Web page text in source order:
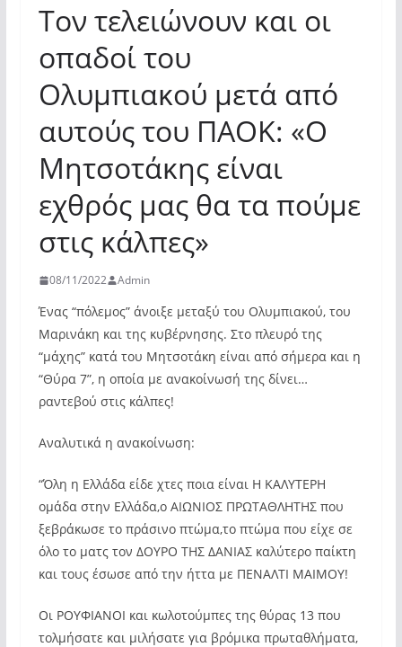
Τον τελειώνουν και οι
οπαδοί του
Ολυμπιακού μετά από
αυτούς του ΠΑΟΚ: «Ο
Μητσοτάκης είναι
εχθρός μας θα τα πούμε
στις κάλπες»
08/11/2022 Admin
Ένας “πόλεμος” άνοιξε μεταξύ του Ολυμπιακού, του
Μαρινάκη και της κυβέρνησης. Στο πλευρό της
“μάχης” κατά του Μητσοτάκη είναι από σήμερα και η
“Θύρα 7”, η οποία με ανακοίνωσή της δίνει…
ραντεβού στις κάλπες!
Αναλυτικά η ανακοίνωση:
“Όλη η Ελλάδα είδε χτες ποια είναι Η ΚΑΛΥΤΕΡΗ
ομάδα στην Ελλάδα,ο ΑΙΩΝΙΟΣ ΠΡΩΤΑΘΛΗΤΗΣ που
ξεβράκωσε το πράσινο πτώμα,το πτώμα που είχε σε
όλο το ματς τον ΔΟΥΡΟ ΤΗΣ ΔΑΝΙΑΣ καλύτερο παίκτη
και τους έσωσε από την ήττα με ΠΕΝΑΛΤΙ ΜΑΙΜΟΥ!
Οι ΡΟΥΦΙΑΝΟΙ και κωλοτούμπες της θύρας 13 που
τολμήσατε και μιλήσατε για βρόμικα πρωταθλήματα,